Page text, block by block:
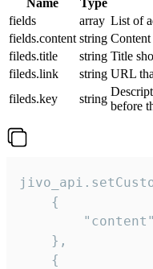
Name Type
fields
array List of
fields.content string
fileds.title
string Title
fileds.link
string URL
fileds.key
string
before
    {
    },
    {